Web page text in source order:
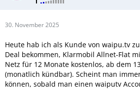
30. November 2025
Heute hab ich als Kunde von waipu.tv
Deal bekommen, Klarmobil Allnet-Flat
Netz für 12 Monate kostenlos, ab dem
(monatlich kündbar). Scheint man
können, sobald man einen waiputv